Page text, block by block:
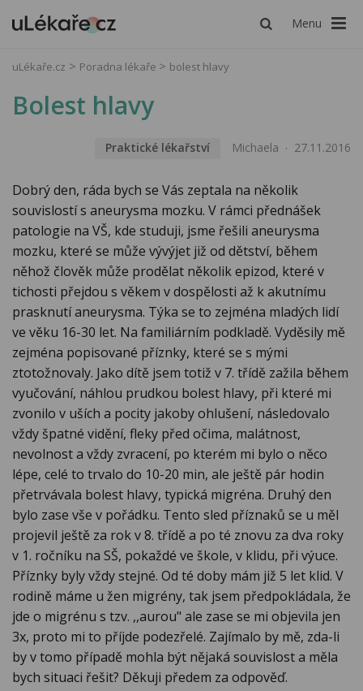
Menu
uLékaře.cz Poradna lékaře bolest hlavy
Bolest hlavy
Praktické lékařství Michaela 27.11.2016
Dobrý den, ráda bych se Vás zeptala na několik
souvislostí s aneurysma mozku. V rámci přednášek
patologie na VŠ, kde studuji, jsme řešili aneurysma
mozku, které se může vývýjet již od dětství, během
něhož člověk může prodělat několik epizod, které v
tichosti přejdou s věkem v dospělosti až k akutnímu
prasknutí aneurysma. Týka se to zejména mladých lidí
ve věku 16-30 let. Na familiárním podkladě. Vyděsily mě
zejména popisované příznky, které se s mými
ztotožnovaly. Jako dítě jsem totiž v 7. třídě zažila během
vyučování, náhlou prudkou bolest hlavy, při které mi
zvonilo v uších a pocity jakoby ohlušení, následovalo
vždy špatné vidění, fleky před očima, malátnost,
nevolnost a vždy zvracení, po kterém mi bylo o něco
lépe, celé to trvalo do 10-20 min, ale ještě pár hodin
přetrvávala bolest hlavy, typická migréna. Druhý den
bylo zase vše v pořádku. Tento sled příznaků se u měl
projevil ještě za rok v 8. třídě a po té znovu za dva roky
v 1. ročníku na SŠ, pokaždé ve škole, v klidu, při výuce.
Příznky byly vždy stejné. Od té doby mám již 5 let klid. V
rodině máme u žen migrény, tak jsem předpokládala, že
jde o migrénu s tzv. ,,aurou" ale zase se mi objevila jen
3x, proto mi to příjde podezřelé. Zajímalo by mě, zda-li
by v tomo případě mohla být nějaká souvislost a měla
bych situaci řešit? Děkuji předem za odpověď.